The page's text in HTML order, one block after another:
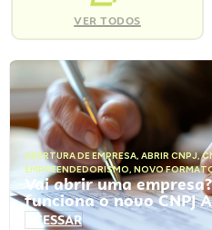
VER TODOS
ABERTURA DE EMPRESA, ABRIR CNPJ,
EMPREENDEDORISMO, NOVO
Vai abrir uma
funciona o novo CNPJ
ACESSAR